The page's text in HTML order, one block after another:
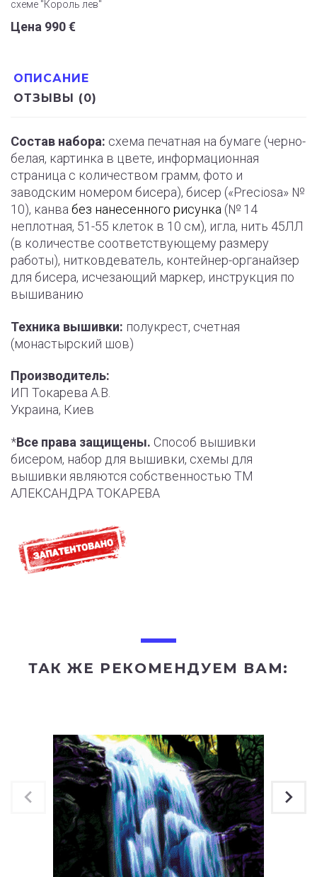
ОПИСАНИЕ
ОТЗЫВЫ (0)
Состав набора: схема печатная на бумаге (черно-
белая, картинка в цвете, информационная
страница с количеством грамм, фото и
заводским номером бисера), бисер («Preciosa» №
10), канва без нанесенного рисунка (№ 14
неплотная, 51-55 клеток в 10 см), игла, нить 45ЛЛ
(в количестве соответствующему размеру
работы), нитковдеватель, контейнер-органайзер
для бисера, исчезающий маркер, инструкция по
вышиванию
Техника вышивки: полукрест, счетная
(монастырский шов)
Производитель:
ИП Токарева А.В.
Украина, Киев
*Все права защищены. Способ вышивки
бисером, набор для вышивки, схемы для
вышивки являются собственностью ТМ
АЛЕКСАНДРА ТОКАРЕВА
схеме "Король лев"
Цена 990 €
ТАК ЖЕ РЕКОМЕНДУЕМ ВАМ: